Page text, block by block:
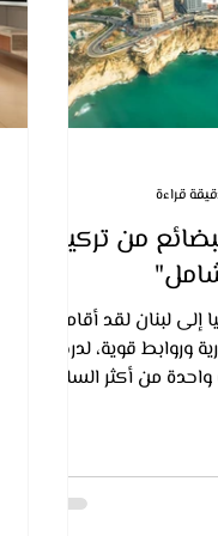
من تركيا
إلى لبنان لقد أقامت
وروابط قوية، لدرجة
من أكثر السلع
البحرية بشكل عام